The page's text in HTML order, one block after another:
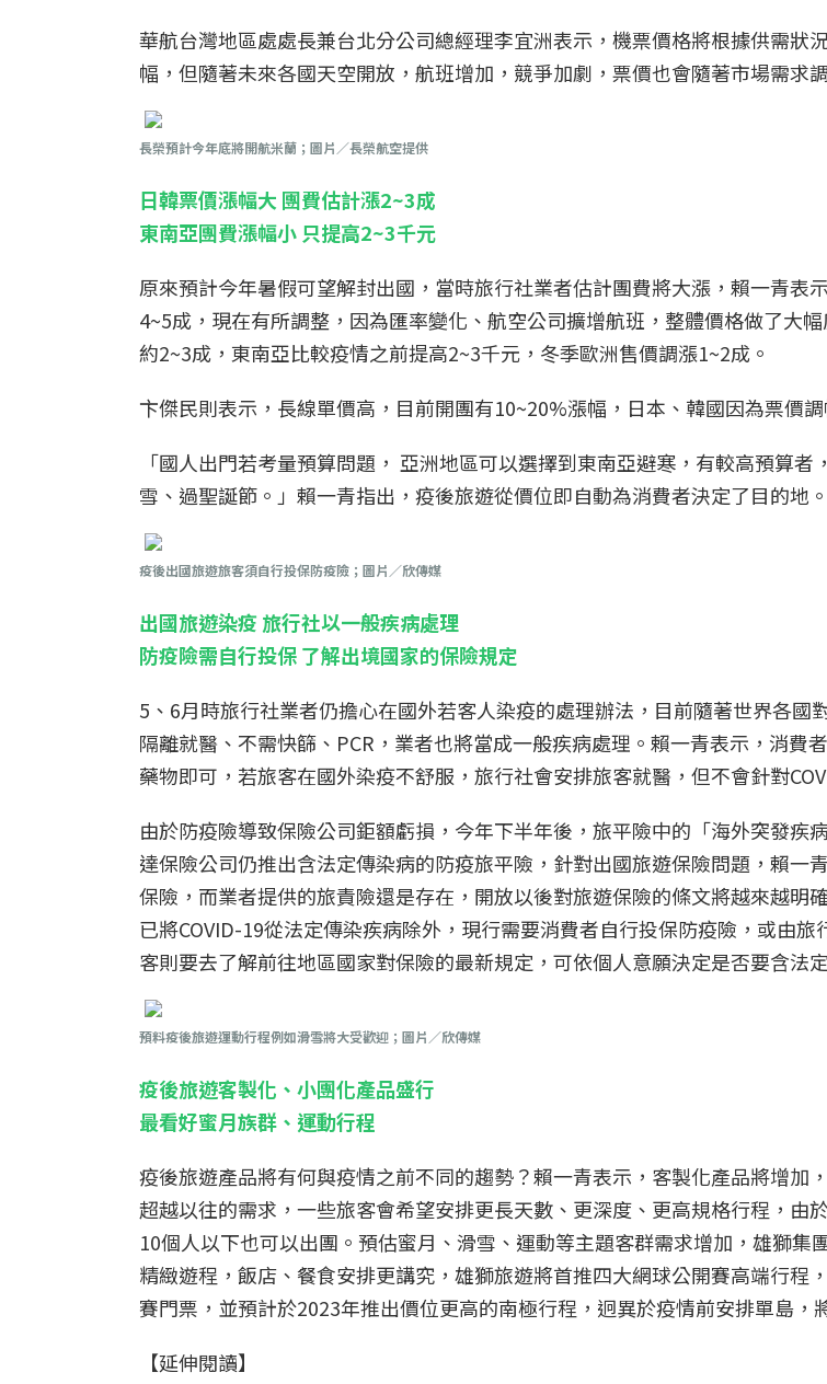
華航台灣地區處處長兼台北分公司總經理李宜洲表示，機票價格將根據供需狀
幅，但隨著未來各國天空開放，航班增加，競爭加劇，票價也會隨著市場需求
長榮預計今年底將開航米蘭；圖片／長榮航空提供
日韓票價漲幅大 團費估計漲2~3成
東南亞團費漲幅小 只提高2~3千元
原來預計今年暑假可望解封出國，當時旅行社業者估計團費將大漲，賴一青表
4~5成，現在有所調整，因為匯率變化、航空公司擴增航班，整體價格做了大
約2~3成，東南亞比較疫情之前提高2~3千元，冬季歐洲售價調漲1~2成。
卞傑民則表示，長線單價高，目前開團有10~20%漲幅，日本、韓國因為票價
「國人出門若考量預算問題， 亞洲地區可以選擇到東南亞避寒，有較高預算
雪、過聖誕節。」賴一青指出，疫後旅遊從價位即自動為消費者決定了目的地。
疫後出國旅遊旅客須自行投保防疫險；圖片／欣傳媒
出國旅遊染疫 旅行社以一般疾病處理
防疫險需自行投保 了解出境國家的保險規定
5、6月時旅行社業者仍擔心在國外若客人染疫的處理辦法，目前隨著世界各國
隔離就醫、不需快篩、PCR，業者也將當成一般疾病處理。賴一青表示，消費
藥物即可，若旅客在國外染疫不舒服，旅行社會安排旅客就醫，但不會針對
由於防疫險導致保險公司鉅額虧損，今年下半年後，旅平險中的「海外突發疾
達保險公司仍推出含法定傳染病的防疫旅平險，針對出國旅遊保險問題，賴一
保險，而業者提供的旅責險還是存在，開放以後對旅遊保險的條文將越來越明
已將COVID-19從法定傳染疾病除外，現行需要消費者自行投保防疫險，或由
客則要去了解前往地區國家對保險的最新規定，可依個人意願決定是否要含法
預料疫後旅遊運動行程例如滑雪將大受歡迎；圖片／欣傳媒
疫後旅遊客製化、小團化產品盛行
最看好蜜月族群、運動行程
疫後旅遊產品將有何與疫情之前不同的趨勢？賴一青表示，客製化產品將增加
超越以往的需求，一些旅客會希望安排更長天數、更深度、更高規格行程，由
10個人以下也可以出團。預估蜜月、滑雪、運動等主題客群需求增加，雄獅集
精緻遊程，飯店、餐食安排更講究，雄獅旅遊將首推四大網球公開賽高端行程
賽門票，並預計於2023年推出價位更高的南極行程，迥異於疫情前安排單島，
【延伸閱讀】